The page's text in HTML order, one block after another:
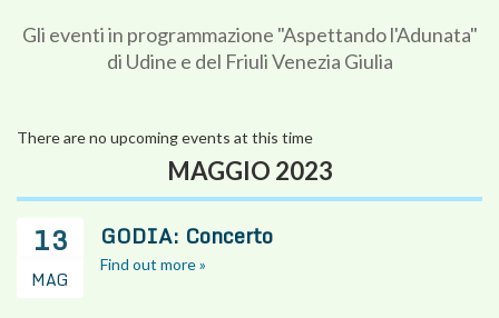
Gli eventi in programmazione "Aspettando l'Adunata"
di Udine e del Friuli Venezia Giulia
There are no upcoming events at this time
MAGGIO 2023
13
MAG
GODIA: Concerto
Find out more »